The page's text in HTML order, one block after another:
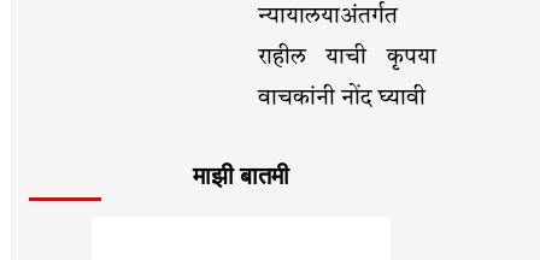
न्यायालयाअंतर्गत
राहील याची कृपया
वाचकांनी नोंद घ्यावी
माझी बातमी